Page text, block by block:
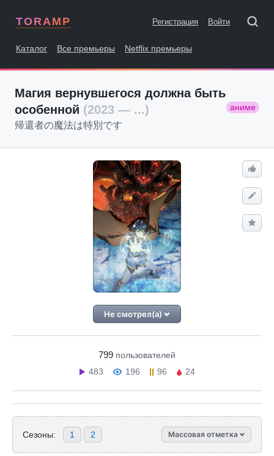
TORAMP Регистрация Войти
Каталог Все премьеры Netflix премьеры
Магия вернувшегося должна быть
особенной (2023 — ...) аниме
帰還者の魔法は特別です
Не смотрел(а)
799 пользователей
483
196 96 24
Сезоны: 1 2 Массовая отметка